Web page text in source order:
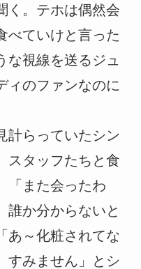
く。テホは偶然会
べていけと言った
な視線を送るジュ
ィのファンなのに
計らっていたシン
スタッフたちと食
「また会ったわ
誰か分からないと
あ～化粧されてな
すみません」とシ